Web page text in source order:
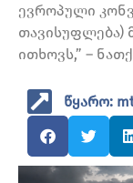
ევროპული
თავისუფლება)
ითხოვს,” –
წყარო: